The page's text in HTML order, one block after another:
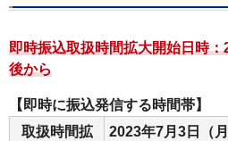
フ
ッ
ー
即時振込取扱時間拡大開始日時
後から
【即時に振込発信する時間帯】
取扱時間拡
2023年7月3日（